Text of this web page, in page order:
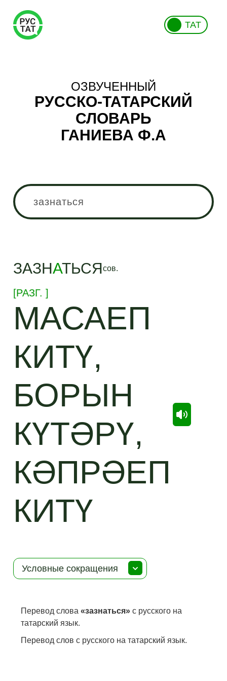
ТАТ
ОЗВУЧЕННЫЙ
РУССКО-ТАТАРСКИЙ
СЛОВАРЬ
ГАНИЕВА Ф.А
ЗАЗНАТЬСЯсов.
[РАЗГ. ]
МАСАЕП
КИТҮ,
БОРЫН
КҮТӘРҮ,
КӘПРӘЕП
КИТҮ
Условные сокращения
Перевод слова«зазнаться» с русского на
татарский язык.
Перевод слов с русского на татарский язык.